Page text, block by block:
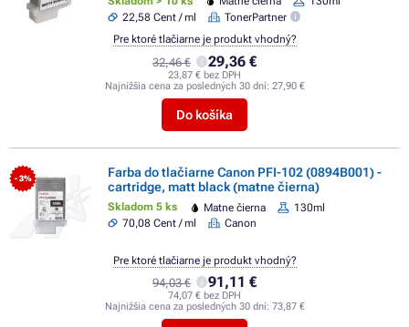
22,58 Cent / ml
TonerPartner
32,46 € 29,36 €
23,87 € bez DPH
Najnižšia cena za posledných 30 dní: 27,90 €
Do košíka
Pre ktoré tlačiarne je produkt vhodný?
- 3%
Farba do tlačiarne Canon PFI-102 (0894B001) -
cartridge, matt black (matne čierna)
Skladom 5 ks Matne čierna
130ml
70,08 Cent / ml
Canon
94,03 € 91,11 €
74,07 € bez DPH
Najnižšia cena za posledných 30 dní: 73,87 €
Pre ktoré tlačiarne je produkt vhodný?